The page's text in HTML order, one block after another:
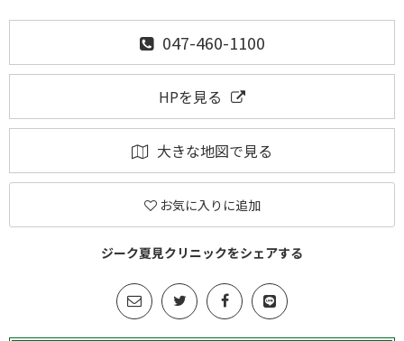
047-460-1100
HPを見る
大きな地図で見る
お気に入りに追加
ジーク夏見クリニックをシェアする